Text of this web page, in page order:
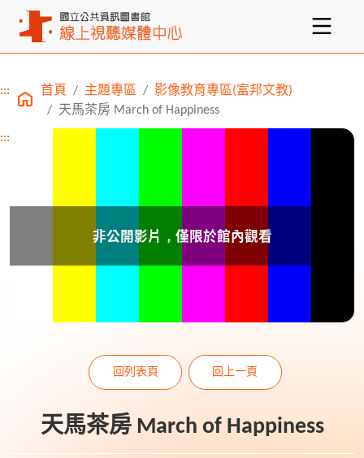
主要內容區塊
::: 首頁 主題專區
影像教育專區(富邦文教)
天馬茶房 March of Happiness
:::
天馬茶房 March of Happiness
回列表頁 回上一頁